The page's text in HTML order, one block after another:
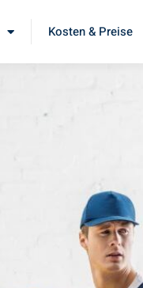
Kosten & Preise